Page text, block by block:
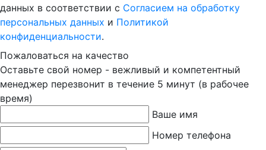
данных в соответствии с Согласием на обработку
персональных данных и Политикой
конфиденциальности.
Пожаловаться на качество
Оставьте свой номер - вежливый и компетентный
менеджер перезвонит в течение 5 минут (в рабочее
время)
Ваше имя
Номер телефона